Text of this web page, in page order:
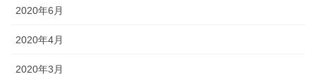
2020年6月
2020年4月
2020年3月